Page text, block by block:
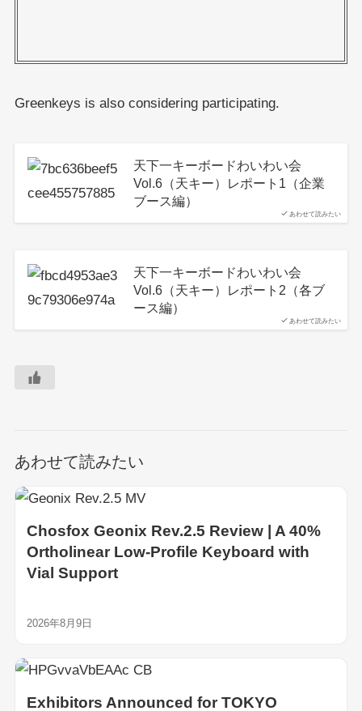
Greenkeys is also considering participating.
あわせて読みたい
天下一キーボードわいわい会
Vol.6（天キー）レポート1（企業
ブース編）
あわせて読みたい
天下一キーボードわいわい会
Vol.6（天キー）レポート2（各ブ
ース編）
あわせて読みたい
Chosfox Geonix Rev.2.5 Review | A 40%
Ortholinear Low-Profile Keyboard with
Vial Support
2026年8月9日
Exhibitors Announced for TOKYO